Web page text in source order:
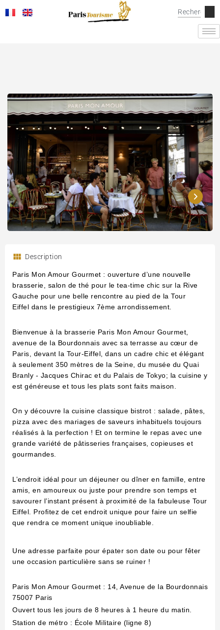
Description
Paris Mon Amour Gourmet : ouverture d’une nouvelle
brasserie, salon de thé pour le tea-time chic sur la Rive
Gauche pour une belle rencontre au pied de la Tour
Eiffel dans le prestigieux 7ème arrondissement
Bienvenue à la brasserie Paris Mon Amour Gourmet
avenue de la Bourdonnais avec sa terrasse au cœur de
Paris, devant la Tour-Eiffel, dans un cadre chic et élégant
à seulement 350 mètres de la Seine, du musée du Quai
Branly - Jacques Chirac et du Palais de Tokyo; la cuisine y
est généreuse et tous les plats sont faits maison.
On y découvre la cuisine classique bistrot : salade, pâtes,
pizza avec des mariages de saveurs inhabituels toujours
réalisés à la perfection ! Et on termine le repas avec une
grande variété de pâtisseries françaises, copieuses et
gourmandes.
L’endroit idéal pour un déjeuner ou dîner en famille, entre
amis, en amoureux ou juste pour prendre son temps et
savourer l’instant présent à proximité de la fabuleuse Tour
Eiffel. Profitez de cet endroit unique pour faire un selfie
que rendra ce moment unique inoubliable.
Une adresse parfaite pour épater son date ou pour fêter
une occasion particulière sans se ruiner !
Paris Mon Amour Gourmet : 14, Avenue de la Bourdonnais
75007 Paris
Ouvert tous les jours de 8 heures à 1 heure du matin.
Station de métro : École Militaire (ligne 8)